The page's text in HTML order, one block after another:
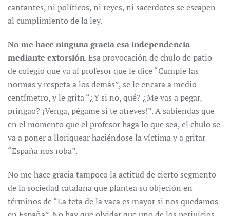
cantantes, ni políticos, ni reyes, ni sacerdotes se escapen
al cumplimiento de la ley.
No me hace ninguna gracia esa independencia
mediante extorsión. Esa provocación de chulo de patio
de colegio que va al profesor que le dice “Cumple las
normas y respeta a los demás”, se le encara a medio
centímetro, y le grita “¿Y si no, qué? ¿Me vas a pegar,
pringao? ¡Venga, pégame si te atreves!”. A sabiendas que
en el momento que el profesor haga lo que sea, el chulo se
va a poner a lloriquear haciéndose la víctima y a gritar
“España nos roba”.
No me hace gracia tampoco la actitud de cierto segmento
de la sociedad catalana que plantea su objeción en
términos de “La teta de la vaca es mayor si nos quedamos